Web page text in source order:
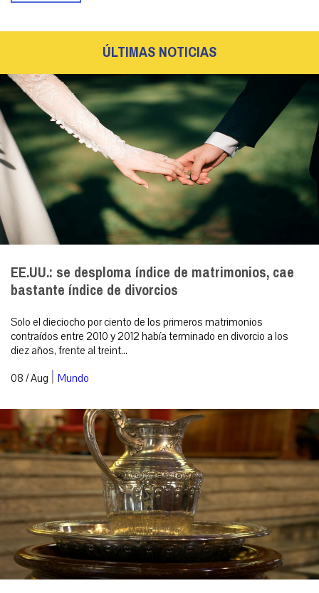
ÚLTIMAS NOTICIAS
EE.UU.: se desploma índice de matrimonios, cae
bastante índice de divorcios
Solo el dieciocho por ciento de los primeros matrimonios
contraídos entre 2010 y 2012 había terminado en divorcio a los
diez años, frente al treint...
08 / Aug | Mundo